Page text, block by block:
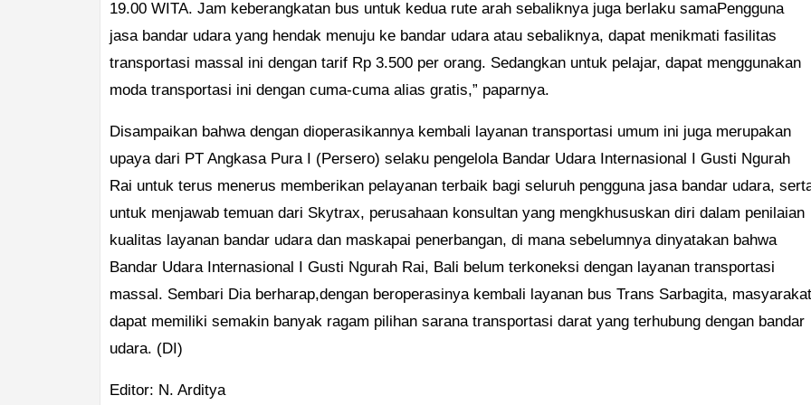
19.00 WITA. Jam keberangkatan bus untuk kedua rute arah sebaliknya juga berlaku samaPengguna
jasa bandar udara yang hendak menuju ke bandar udara atau sebaliknya, dapat menikmati fasilitas
transportasi massal ini dengan tarif Rp 3.500 per orang. Sedangkan untuk pelajar, dapat menggunakan
moda transportasi ini dengan cuma-cuma alias gratis,” paparnya.
Disampaikan bahwa dengan dioperasikannya kembali layanan transportasi umum ini juga merupakan
upaya dari PT Angkasa Pura I (Persero) selaku pengelola Bandar Udara Internasional I Gusti Ngurah
Rai untuk terus menerus memberikan pelayanan terbaik bagi seluruh pengguna jasa bandar udara,
untuk menjawab temuan dari Skytrax, perusahaan konsultan yang mengkhususkan diri dalam penilaian
kualitas layanan bandar udara dan maskapai penerbangan, di mana sebelumnya dinyatakan bahwa
Bandar Udara Internasional I Gusti Ngurah Rai, Bali belum terkoneksi dengan layanan transportasi
massal. Sembari Dia berharap,dengan beroperasinya kembali layanan bus Trans Sarbagita, masyarakat
dapat memiliki semakin banyak ragam pilihan sarana transportasi darat yang terhubung dengan bandar
udara. (DI)
Editor: N. Arditya